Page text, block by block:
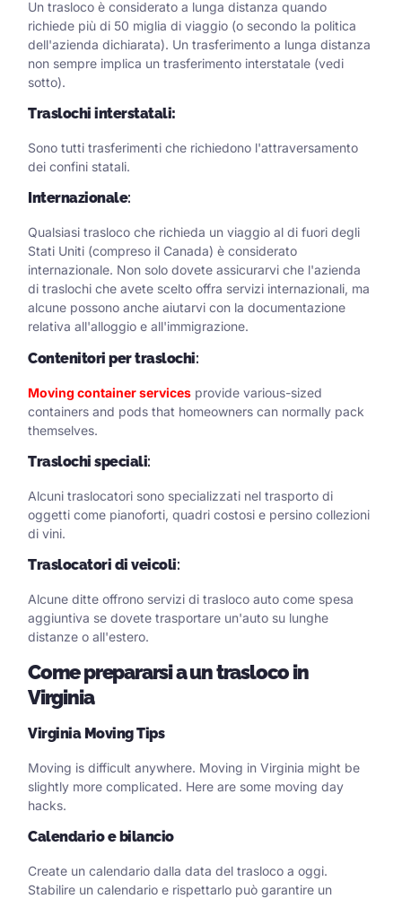
Un trasloco è considerato a lunga distanza quando
richiede più di 50 miglia di viaggio (o secondo la politica
dell'azienda dichiarata). Un trasferimento a lunga distanza
non sempre implica un trasferimento interstatale (vedi
sotto).
Traslochi interstatali:
Sono tutti trasferimenti che richiedono l'attraversamento
dei confini statali.
Internazionale:
Qualsiasi trasloco che richieda un viaggio al di fuori degli
Stati Uniti (compreso il Canada) è considerato
internazionale. Non solo dovete assicurarvi che l'azienda
di traslochi che avete scelto offra servizi internazionali, ma
alcune possono anche aiutarvi con la documentazione
relativa all'alloggio e all'immigrazione.
Contenitori per traslochi:
Moving container services provide various-sized
containers and pods that homeowners can normally pack
themselves.
Traslochi speciali:
Alcuni traslocatori sono specializzati nel trasporto di
oggetti come pianoforti, quadri costosi e persino collezioni
di vini.
Traslocatori di veicoli:
Alcune ditte offrono servizi di trasloco auto come spesa
aggiuntiva se dovete trasportare un'auto su lunghe
distanze o all'estero.
Come prepararsi a un trasloco in
Virginia
Virginia Moving Tips
Moving is difficult anywhere. Moving in Virginia might be
slightly more complicated. Here are some moving day
hacks.
Calendario e bilancio
Create un calendario dalla data del trasloco a oggi.
Stabilire un calendario e rispettarlo può garantire un